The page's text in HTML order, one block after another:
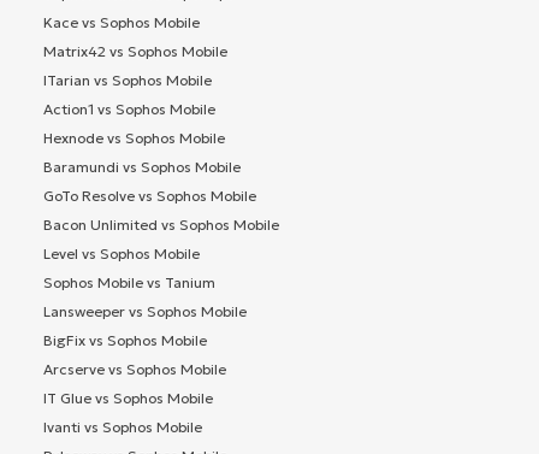
Kace vs Sophos Mobile
Matrix42 vs Sophos Mobile
ITarian vs Sophos Mobile
Action1 vs Sophos Mobile
Hexnode vs Sophos Mobile
Baramundi vs Sophos Mobile
GoTo Resolve vs Sophos Mobile
Bacon Unlimited vs Sophos Mobile
Level vs Sophos Mobile
Sophos Mobile vs Tanium
Lansweeper vs Sophos Mobile
BigFix vs Sophos Mobile
Arcserve vs Sophos Mobile
IT Glue vs Sophos Mobile
Ivanti vs Sophos Mobile